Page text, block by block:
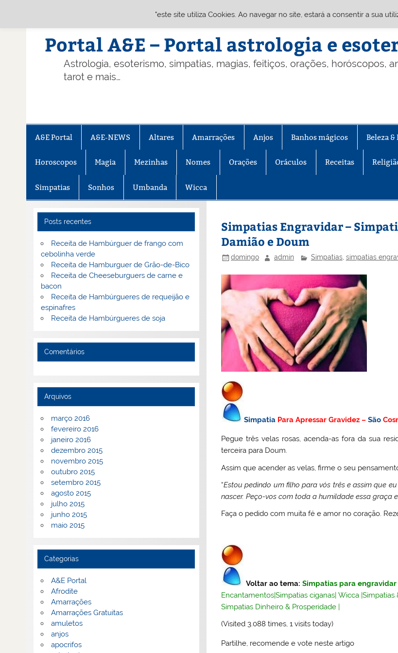
Portal A&E – Portal astrologia e
Astrologia, esoterismo, simpatias, magias, feitiços, orações, horóscopos,
tarot e mais…
A&E Portal A&E-NEWS Altares Amarrações Anjos Banhos mágicos Beleza
Horoscopos Magia Mezinhas Nomes Orações Oráculos Receitas
Simpatias Sonhos Umbanda Wicca
Simpatias Engravidar –
Damião e Doum
domingo admin Simpatias, simpatias
Simpatia Para Apressar Gravidez –São
Pegue três velas rosas, acenda-as fora da sua
terceira para Doum.
Assim que acender as velas, firme o seu
“Estou pedindo um filho para vós três e assim que
nascer. Peço-vos com toda a humildade essa graça
Faça o pedido com muita fé e amor no coração.
Voltar ao tema:Simpatias para engravidar
Encantamentos|Simpatias ciganas|Wicca |Simpatias
Simpatias Dinheiro & Prosperidade |
(Visited 3.088 times, 1 visits today)
Partilhe, recomende e vote neste artigo
Posts recentes
Receita de Hambúrguer de frango com
cebolinha verde
Receita de Hamburguer de Grão-de-Bico
Receita de Cheeseburguers de carne e
bacon
Receita de Hambúrgueres de requeijão e
espinafres
Receita de Hambúrgueres de soja
Comentários
Arquivos
março 2016
fevereiro 2016
janeiro 2016
dezembro 2015
novembro 2015
outubro 2015
setembro 2015
agosto 2015
julho 2015
junho 2015
maio 2015
Categorias
A&E Portal
Afrodite
Amarrações
Amarrações Gratuitas
amuletos
anjos
apocrifos
"este site utiliza Cookies. Ao navegar no site, estará a consentir a sua